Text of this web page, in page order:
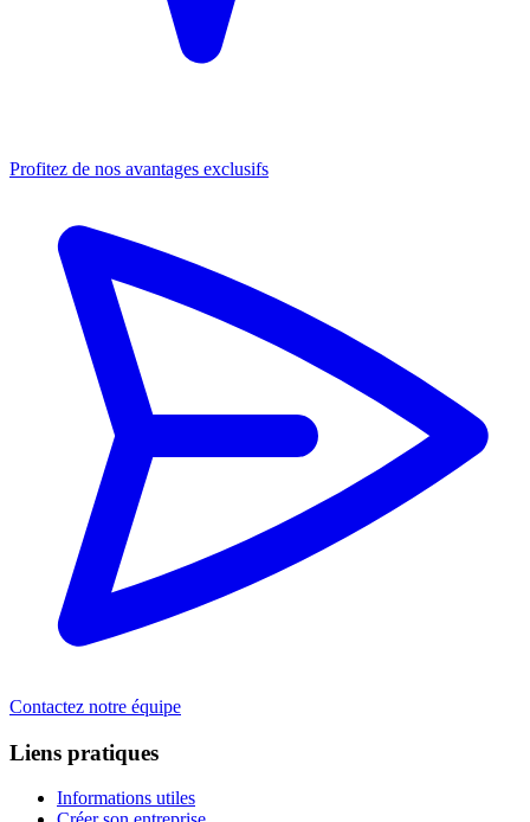
Profitez de nos avantages exclusifs
Contactez notre équipe
Liens pratiques
Informations utiles